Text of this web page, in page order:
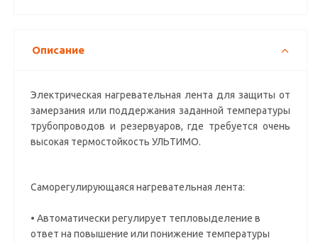
Описание
Электрическая нагревательная лента для защиты от
замерзания или поддержания заданной температуры
трубопроводов и резервуаров, где требуется очень
высокая термостойкость УЛЬТИМО.
Саморегулирующаяся нагревательная лента:
• Автоматически регулирует тепловыделение в
ответ на повышение или понижение температуры